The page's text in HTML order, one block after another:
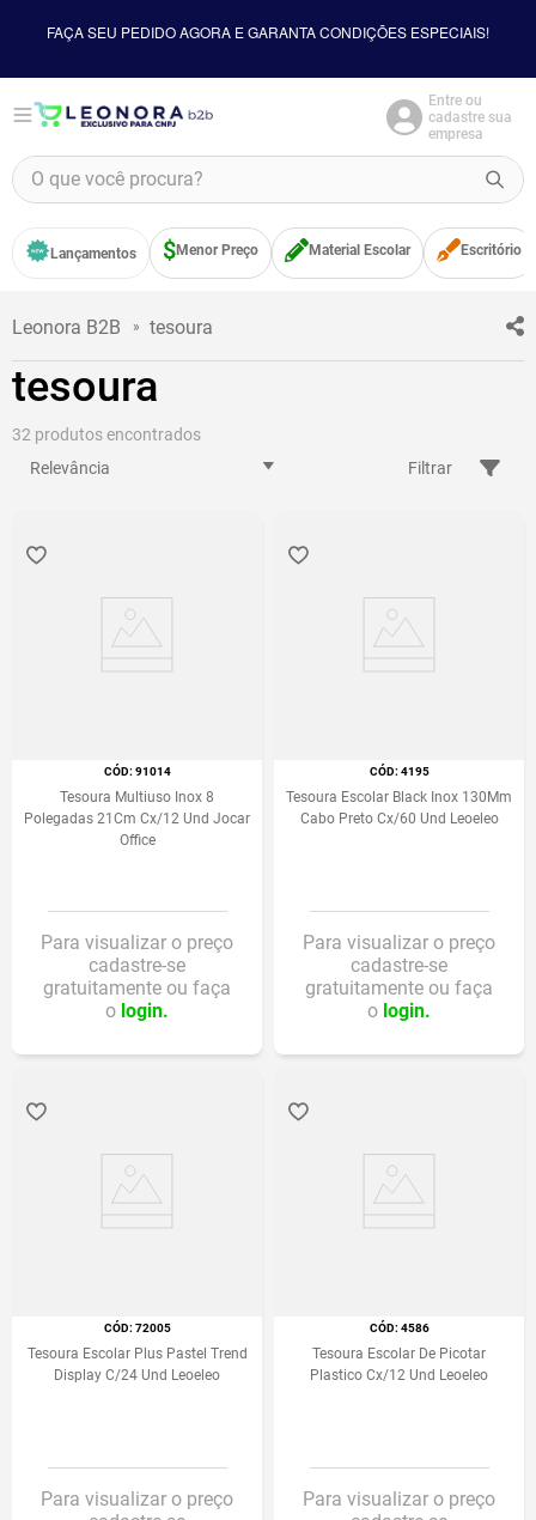
FAÇA SEU PEDIDO AGORA E GARANTA CONDIÇÕES ESPECIAIS!
Entre ou
cadastre sua
empresa
O que você procura?
Lançamentos Menor Preço Material Escolar Escritório
tesoura
tesoura
32
Relevância
Filtrar
:91014
Tesoura Multiuso Inox 8
Polegadas 21Cm Cx/12 Und Jocar
Office
Para visualizar o preço
cadastre-se
gratuitamente ou faça
o login.
:4195
Tesoura Escolar Black Inox 130Mm
Cabo Preto Cx/60 Und Leoeleo
Para visualizar o preço
cadastre-se
gratuitamente ou faça
o login.
:72005
Tesoura Escolar Plus Pastel Trend
Display C/24 Und Leoeleo
Para visualizar o preço
:4586
Tesoura Escolar De Picotar
Plastico Cx/12 Und Leoeleo
Para visualizar o preço
TERMOS MAIS BUSCADOS
1º